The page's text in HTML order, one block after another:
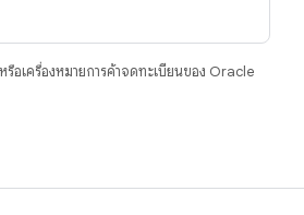
อเครื่องหมายการค้าจดทะเบียนของ Oracle